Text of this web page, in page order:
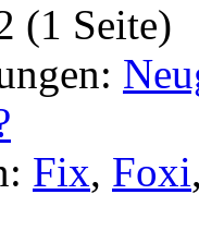
(1 Seite)
Fix, Foxi,